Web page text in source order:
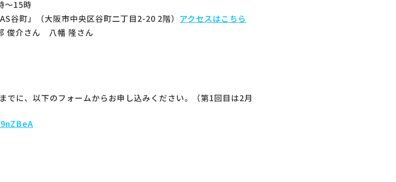
〜15時
谷町」（大阪市中央区谷町二丁目2-20 2階） アクセスはこちら
俊介さん 八幡 隆さん
でに、以下のフォームからお申し込みください。（第1回目は2月